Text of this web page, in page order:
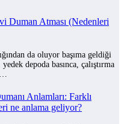
Duman Atması (Nedenleri
da oluyor başıma geldiği
depoda basınca, çalıştırma
Anlamları: Farklı
ne anlama geliyor?